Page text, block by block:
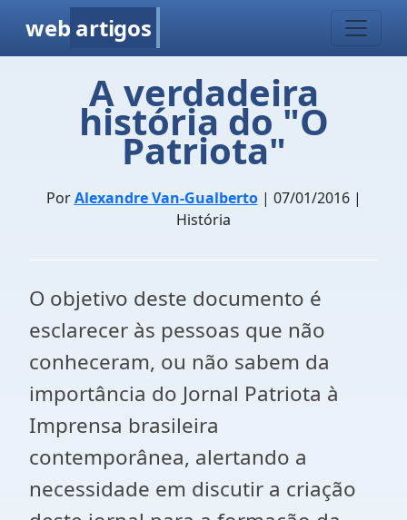
web artigos
A verdadeira
história do "O
Patriota"
PorAlexandre Van-Gualberto| 07/01/2016 |
História
O objetivo deste documento é
esclarecer às pessoas que não
conheceram, ou não sabem da
importância do Jornal Patriota à
Imprensa brasileira
contemporânea, alertando a
necessidade em discutir a criação